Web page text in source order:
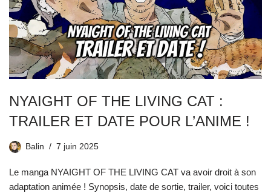
NYAIGHT OF THE LIVING CAT :
TRAILER ET DATE POUR L’ANIME !
Balin 7 juin 2025
Le manga NYAIGHT OF THE LIVING CAT va avoir droit à son
adaptation animée ! Synopsis, date de sortie, trailer, voici toutes